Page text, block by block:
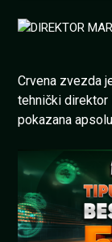
Crvena zvezda
tehnički direktor
pokazana